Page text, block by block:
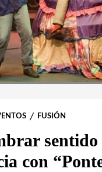
FUSIÓN
sentido
con